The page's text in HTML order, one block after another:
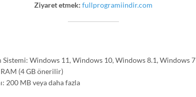
Ziyaret etmek: fullprogramiindir.com
Sistemi: Windows 11, Windows 10, Windows 8.1, Windows 7
(4 GB önerilir)
200 MB veya daha fazla